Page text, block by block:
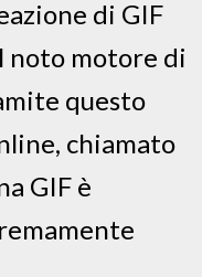
di GIF
noto motore di
questo
chiamato
GIF è